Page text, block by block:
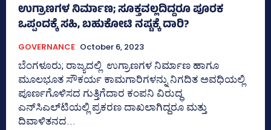
ಉಗ್ರಾಣಗಳ ನಿರ್ಮಾಣ; ಸೂಕ್ತವಲ್ಲದಿದ್ದರೂ ಪೂರಕ
ಒಪ್ಪಂದಕ್ಕೆ ಸಹಿ, ಬಹುಕೋಟಿ ನಷ್ಟಕ್ಕೆ ದಾರಿ?
GOVERNANCE October 6, 2023
ಬೆಂಗಳೂರು; ರಾಜ್ಯದಲ್ಲಿ ಉಗ್ರಾಣಗಳ ನಿರ್ಮಾಣ ಹಾಗೂ
ಮೂಲಭೂತ ಸೌಕರ್ಯ ಕಾಮಗಾರಿಗಳನ್ನು ನಿಗದಿತ ಅವಧಿಯಲ್ಲಿ
ಪೂರ್ಣಗೊಳಿಸದ ಗುತ್ತಿಗೆದಾರ ಕಂಪನಿ ವಿರುದ್ಧ
ಎನ್‌ಸಿಎಲ್‌ಟಿಯಲ್ಲಿ ಪ್ರಕರಣ ದಾಖಲಾಗಿದ್ದರೂ ಮತ್ತು
ದಿವಾಳಿತನದ...